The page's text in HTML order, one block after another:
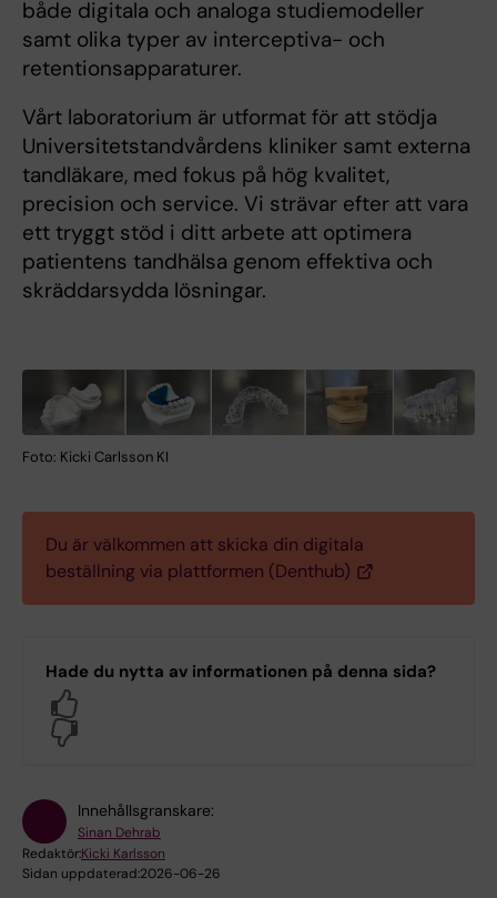
både digitala och analoga studiemodeller
samt olika typer av interceptiva- och
retentionsapparaturer.
Vårt laboratorium är utformat för att stödja
Universitetstandvårdens kliniker samt externa
tandläkare, med fokus på hög kvalitet,
precision och service. Vi strävar efter att vara
ett tryggt stöd i ditt arbete att optimera
patientens tandhälsa genom effektiva och
skräddarsydda lösningar.
Foto: Kicki Carlsson KI
Du är välkommen att skicka din digitala
beställning via plattformen (Denthub)
Hade du nytta av informationen på denna sida?
Innehållsgranskare:
Sinan Dehrab
Redaktör:Kicki Karlsson
Sidan uppdaterad:2026-06-26